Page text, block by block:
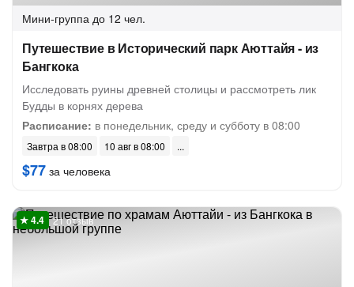
Мини-группа до 12 чел.
Путешествие в Исторический парк Аюттайя - из
Бангкока
Исследовать руины древней столицы и рассмотреть лик
Будды в корнях дерева
Расписание: в понедельник, среду и субботу в 08:00
Завтра в 08:00 10 авг в 08:00
$77 за человека
21 отзыв